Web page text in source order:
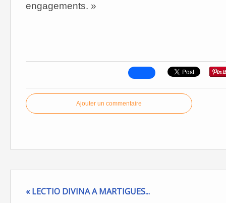
engagements. »
Ajouter un commentaire
« LECTIO DIVINA A MARTIGUES...